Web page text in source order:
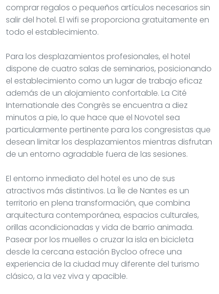
comprar regalos o pequeños artículos necesarios sin
salir del hotel. El wifi se proporciona gratuitamente en
todo el establecimiento.
Para los desplazamientos profesionales, el hotel
dispone de cuatro salas de seminarios, posicionando
el establecimiento como un lugar de trabajo eficaz
además de un alojamiento confortable. La Cité
Internationale des Congrès se encuentra a diez
minutos a pie, lo que hace que el Novotel sea
particularmente pertinente para los congresistas que
desean limitar los desplazamientos mientras disfrutan
de un entorno agradable fuera de las sesiones.
El entorno inmediato del hotel es uno de sus
atractivos más distintivos. La Île de Nantes es un
territorio en plena transformación, que combina
arquitectura contemporánea, espacios culturales,
orillas acondicionadas y vida de barrio animada.
Pasear por los muelles o cruzar la isla en bicicleta
desde la cercana estación Bycloo ofrece una
experiencia de la ciudad muy diferente del turismo
clásico, a la vez viva y apacible.